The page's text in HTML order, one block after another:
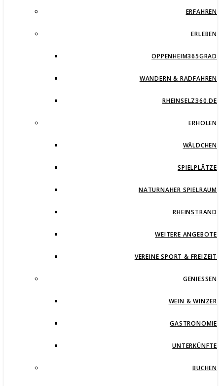
ERFAHREN
ERLEBEN
OPPENHEIM365GRAD
WANDERN & RADFAHREN
RHEINSELZ360.DE
ERHOLEN
WÄLDCHEN
SPIELPLÄTZE
NATURNAHER SPIELRAUM
RHEINSTRAND
WEITERE ANGEBOTE
VEREINE SPORT & FREIZEIT
GENIESSEN
WEIN & WINZER
GASTRONOMIE
UNTERKÜNFTE
BUCHEN